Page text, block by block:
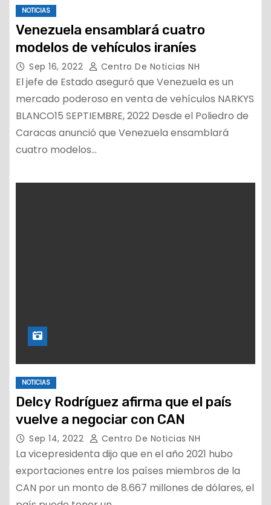
NOTICIAS
Venezuela ensamblará cuatro
modelos de vehículos iraníes
Sep 16, 2022 Centro De Noticias NH
El jefe de Estado aseguró que Venezuela es un
mercado poderoso en venta de vehículos NARKYS
BLANCO15 SEPTIEMBRE, 2022 Desde el Poliedro de
Caracas anunció que Venezuela ensamblará
cuatro modelos…
NOTICIAS
Delcy Rodríguez afirma que el país
vuelve a negociar con CAN
Sep 14, 2022 Centro De Noticias NH
La vicepresidenta dijo que en el año 2021 hubo
exportaciones entre los países miembros de la
CAN por un monto de 8.667 millones de dólares, el